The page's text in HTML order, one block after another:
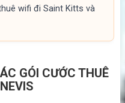
wifi đi Saint Kitts và
GÓI CƯỚC THUÊ